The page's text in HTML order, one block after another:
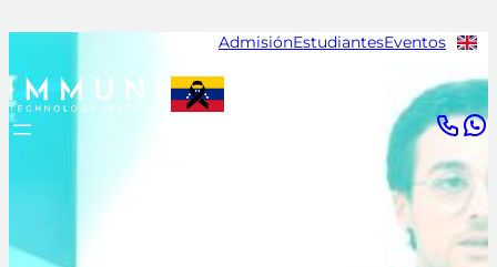
contenido
AdmisiónEstudiantesEventos